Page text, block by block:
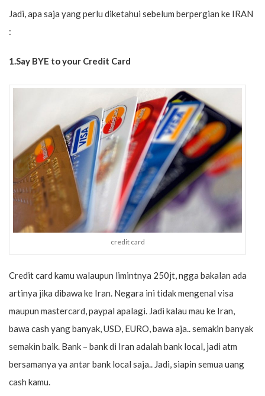
Jadi, apa saja yang perlu diketahui sebelum berpergian ke IRAN
:
1.Say BYE to your Credit Card
credit card
Credit card kamu walaupun limintnya 250jt, ngga bakalan ada
artinya jika dibawa ke Iran. Negara ini tidak mengenal visa
maupun mastercard, paypal apalagi. Jadi kalau mau ke Iran,
bawa cash yang banyak, USD, EURO, bawa aja.. semakin banyak
semakin baik. Bank – bank di Iran adalah bank local, jadi atm
bersamanya ya antar bank local saja.. Jadi, siapin semua uang
cash kamu.